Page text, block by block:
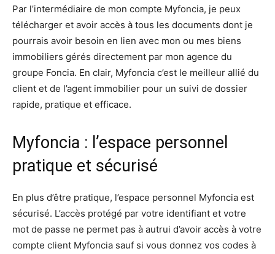
Par l’intermédiaire de mon compte Myfoncia, je peux
télécharger et avoir accès à tous les documents dont je
pourrais avoir besoin en lien avec mon ou mes biens
immobiliers gérés directement par mon agence du
groupe Foncia. En clair, Myfoncia c’est le meilleur allié du
client et de l’agent immobilier pour un suivi de dossier
rapide, pratique et efficace.
Myfoncia : l’espace personnel
pratique et sécurisé
En plus d’être pratique, l’espace personnel Myfoncia est
sécurisé. L’accès protégé par votre identifiant et votre
mot de passe ne permet pas à autrui d’avoir accès à votre
compte client Myfoncia sauf si vous donnez vos codes à